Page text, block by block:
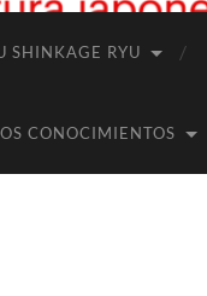
SHINKAGE RYU
CONOCIMIENTOS